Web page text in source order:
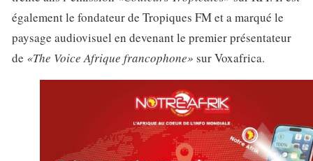
également le fondateur de Tropiques FM et a marqué le
paysage audiovisuel en devenant le premier présentateur
de «The Voice Afrique francophone» sur Voxafrica.